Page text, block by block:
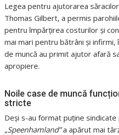
Legea pentru ajutorarea
Thomas Gilbert, a permis
pentru împărțirea costurilor și
mai mari pentru bătrâni și
de muncă au primit ajutor afară
apropiere.
Noile case de muncă
stricte
Deși s-au format puține
„Speenhamland”a apărut mai